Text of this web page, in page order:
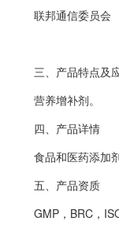
联邦通信委员会
三、产品特点及
营养增补剂。
四、产品详情
食品和医药添加
五、产品资质
GMP，BRC，